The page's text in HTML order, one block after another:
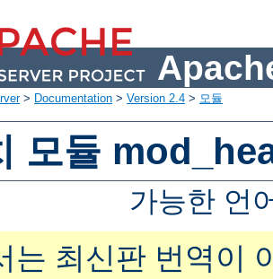
> Documentation > Version 2.4 > 모듈
모듈
가능한 언
는 최신판 번역이